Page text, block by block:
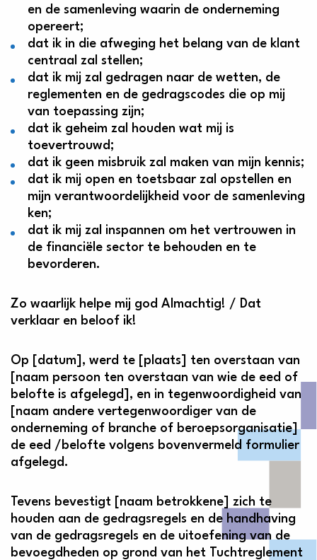
en de samenleving waarin de onderneming
opereert;
dat ik in die afweging het belang van de klant
centraal zal stellen;
dat ik mij zal gedragen naar de wetten, de
reglementen en de gedragscodes die op mij
van toepassing zijn;
dat ik geheim zal houden wat mij is
toevertrouwd;
dat ik geen misbruik zal maken van mijn kennis;
dat ik mij open en toetsbaar zal opstellen en
mijn verantwoordelijkheid voor de samenleving
ken;
dat ik mij zal inspannen om het vertrouwen in
de financiële sector te behouden en te
bevorderen.
Zo waarlijk helpe mij god Almachtig! / Dat
verklaar en beloof ik!
Op [datum], werd te [plaats] ten overstaan van
[naam persoon ten overstaan van wie de eed of
belofte is afgelegd], en in tegenwoordigheid van
[naam andere vertegenwoordiger van de
onderneming of branche­ of beroepsorganisatie]
de eed /belofte volgens bovenvermeld formulier
afgelegd.
Tevens bevestigt [naam betrokkene] zich te
houden aan de gedragsregels en de handhaving
van de gedragsregels en de uitoefening van de
bevoegdheden op grond van het Tuchtreglement